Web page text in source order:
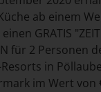
ab einem
GRATIS "ZEIT
für 2 Personen
in
im Wert von